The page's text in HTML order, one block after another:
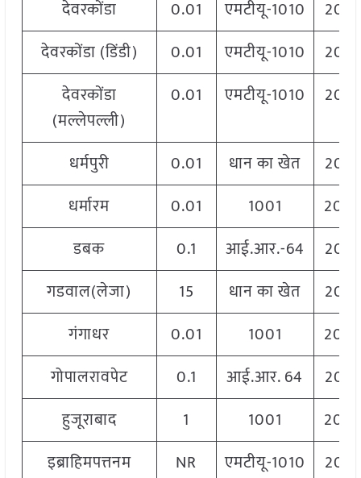
देवरकोंडा
0.01 एमटीयू-1010
देवरकोंडा (डिंडी)
0.01 एमटीयू-1010
देवरकोंडा
(मल्लेपल्ली)
0.01 एमटीयू-1010
धर्मपुरी 0.01 धान का खेत
धर्मारम
0.01 1001
डबक
0.1 आई.आर.-64
गडवाल(लेजा)
15 धान का खेत
गंगाधर
0.01 1001
गोपालरावपेट
0.1 आई.आर. 64
हुजूराबाद
1 1001
इब्राहिमपत्तनम
NR एमटीयू-1010